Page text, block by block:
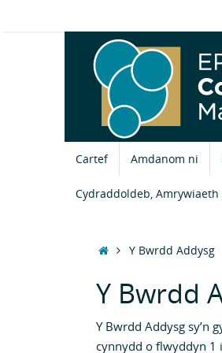
Cartef Amdanom ni
Cydraddoldeb,
HomeY Bwrdd Addysg
Y Bwrdd
Y Bwrdd Addysg sy’n
cynnydd o flwyddyn 1